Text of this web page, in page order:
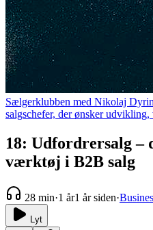
Sælgerklubben med Nikolaj
salgschefer, der ønsker
18: Udfordrersalg –
værktøj i B2B salg
28 min·1 år1 år siden·
Lyt